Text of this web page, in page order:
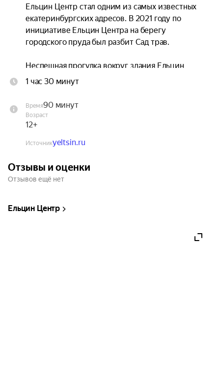
Ельцин Центр стал одним из самых известных
екатеринбургских адресов. В 2021 году по
инициативе Ельцин Центра на берегу
городского пруда был разбит Сад трав.
Неспешная прогулка вокруг здания Ельцин
Центра расскажет о социальных и природных
медиафасада, придуманного архитектурным
бюро Бориса Бернаскони, с растениями вокруг?
Как менялась мода на озеленение города в
современные здания? Во время экскурсии мы
устройстве города ставит Ельцин Центр и как
связана его деятельность с жизнью вокруг, а
истории его растений.
Экскурсию проведет экскурсовод Музея Бориса
1 час 30 минут
Время90 минут
Возраст
12+
Источникyeltsin.ru
Отзывы и оценки
Отзывов ещё нет
Ельцин Центр